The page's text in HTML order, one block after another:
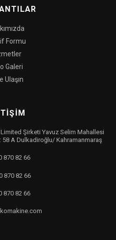
Formu
Galeri
Ulaşın
Şirketi Yavuz Selim Mahallesi
58 A Dulkadiroğlu/ Kahramanmaraş
870 82 66
870 82 66
870 82 66